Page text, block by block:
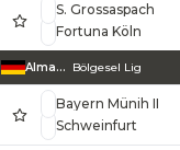
S. Grossaspach
Fortuna Köln
Almanya Bölgesel Lig
Bayern Münih II
Schweinfurt